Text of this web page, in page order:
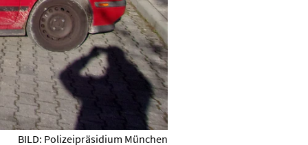
BILD: Polizeipräsidium München